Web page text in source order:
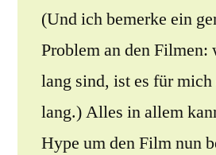
(Und ich bemerke ein
Problem an den Filmen:
lang sind, ist es für
lang.) Alles in allem
Hype um den Film nun